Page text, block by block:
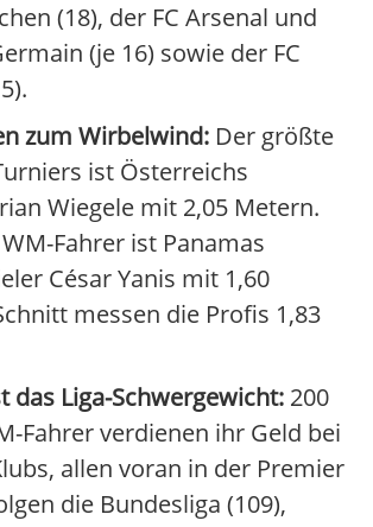
(18), der FC Arsenal und
(je 16) sowie der FC
zum Wirbelwind: Der größte
ist Österreichs
Wiegele mit 2,05 Metern.
Fahrer ist Panamas
César Yanis mit 1,60
messen die Profis 1,83
das Liga-Schwergewicht: 200
Fahrer verdienen ihr Geld bei
allen voran in der Premier
die Bundesliga (109),